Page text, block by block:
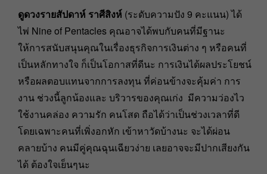
ดูดวงรายสัปดาห์ ราศีสิงห์ (ระดับความปัง 9 คะแนน) ได้
ไพ่ Nine of Pentacles คุณอาจได้พบกับคนที่มีฐานะ
ให้การสนับสนุนคุณในเรื่องธุรกิจการเงินต่าง ๆ หรือคนที่
เป็นหลักทางใจ ก็เป็นโอกาสที่ดีนะ การเงินได้ผลประโยชน์
หรือผลตอบแทนจากการลงทุน ที่ค่อนข้างจะคุ้มค่า การ
งาน ช่วงนี้ลูกน้องและ บริวารของคุณเก่ง มีความว่องไว
ใช้งานคล่อง ความรัก คนโสด ถือได้ว่าเป็นช่วงเวลาที่ดี
โดยเฉพาะคนที่เพิ่งอกหัก เข้าหาวัดบ้างนะ จะได้ผ่อน
คลายบ้าง คนมีคู่คุณฉุนเฉียวง่าย เลยอาจจะมีปากเสียงกัน
ได้ ต้องใจเย็นๆนะ